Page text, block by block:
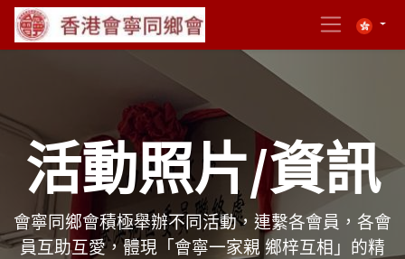
活動照片/資訊
會寧同鄉會積極舉辦不同活動，連繫各會員，各會
員互助互愛，體現「會寧一家親 鄉梓互相」的精